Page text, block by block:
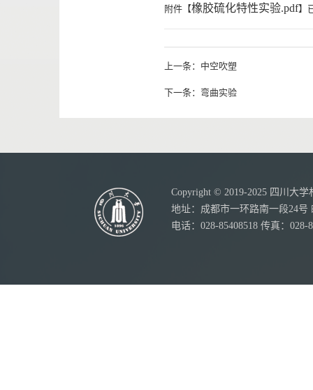
附件【橡胶硫化特性实验.pdf】
上一条： 中空吹塑
下一条： 弯曲实验
Copyright © 2019-2025 四川大
地址：成都市一环路南一段24号
电话：028-85408518 传真：028-